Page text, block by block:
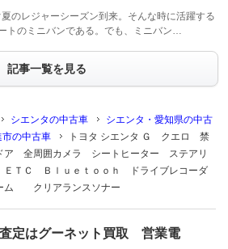
のレジャーシーズン到来。そんな時に活躍する
トのミニバンである。でも、ミニバン…
記事一覧を見る
シエンタの中古車
シエンタ・愛知県の中古
市の中古車
トヨタ シエンタ Ｇ クエロ 禁
全周囲カメラ シートヒーター ステアリ
ＴＣ Ｂｌｕｅｔｏｏｈ ドライブレコーダ
ム クリアランスソナー
定はグーネット買取 営業電